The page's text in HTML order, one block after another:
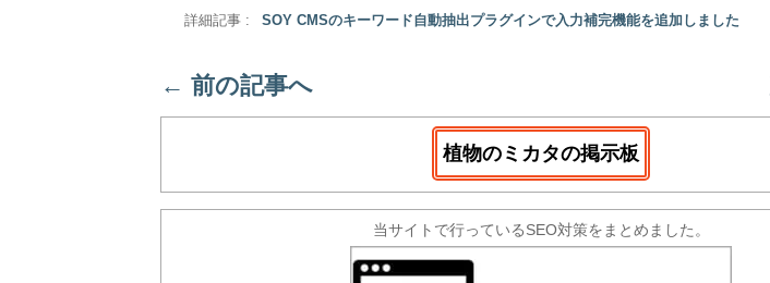
詳細記事 : SOY CMSのキーワード自動抽出プラグインで入力補完機能を追加しました
← 前の記事へ
植物のミカタの掲示板
当サイトで行っているSEO対策をまとめました。